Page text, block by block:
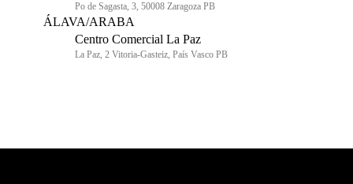
Po de Sagasta, 3, 50008 Zaragoza PB
ÁLAVA/ARABA
Centro Comercial La Paz
La Paz, 2 Vitoria-Gasteiz, País Vasco PB